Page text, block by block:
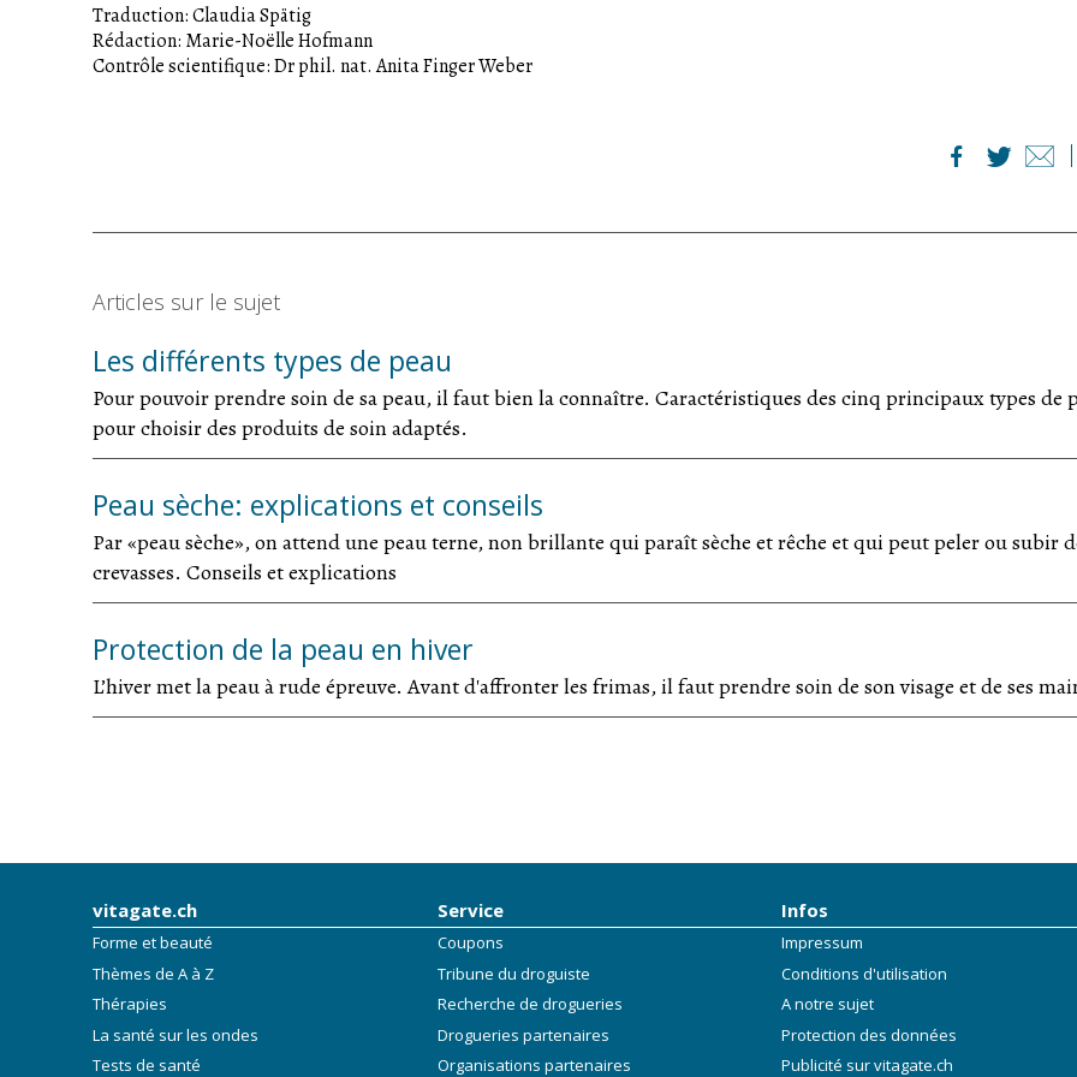
Traduction: Claudia Spätig
Rédaction: Marie-Noëlle Hofmann
Contrôle scientifique: Dr phil. nat. Anita Finger Weber
Articles sur le sujet
Les différents types de peau
Pour pouvoir prendre soin de sa peau, il faut bien la connaître. Caractéristiques des cinq principaux types de
pour choisir des produits de soin adaptés.
Peau sèche: explications et conseils
Par «peau sèche», on attend une peau terne, non brillante qui paraît sèche et rêche et qui peut peler ou subir
crevasses. Conseils et explications
Protection de la peau en hiver
L’hiver met la peau à rude épreuve. Avant d'affronter les frimas, il faut prendre soin de son visage et de ses
vitagate.ch
Forme et beauté
Thèmes de A à Z
Thérapies
La santé sur les ondes
Tests de santé
Service
Coupons
Tribune du droguiste
Recherche de drogueries
Drogueries partenaires
Organisations partenaires
Infos
Impressum
Conditions d'utilisation
A notre sujet
Protection des données
Publicité sur vitagate.ch